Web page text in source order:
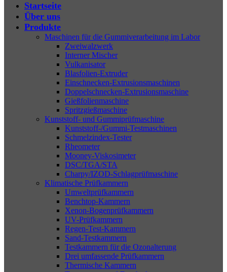
Startseite
Über uns
Produkte
Maschinen für die Gummiverarbeitung im Labor
Zweiwalzwerk
Interner Mischer
Vulkanisator
Blasfolien-Extruder
Einschnecken-Extrusionsmaschinen
Doppelschnecken-Extrusionsmaschine
Gießfolienmaschine
Spritzgießmaschine
Kunststoff- und Gummiprüfmaschine
Kunststoff-/Gummi-Testmaschinen
Schmelzindex-Tester
Rheometer
Mooney-Viskosimeter
DSC/TGA/STA
Charpy/IZOD-Schlagprüfmaschine
Klimatische Prüfkammern
Umweltprüfkammern
Benchtop-Kammern
Xenon-Bogenprüfkammern
UV-Prüfkammern
Regen-Test-Kammern
Sand-Testkammern
Testkammern für die Ozonalterung
Drei umfassende Prüfkammern
Thermische Kammern